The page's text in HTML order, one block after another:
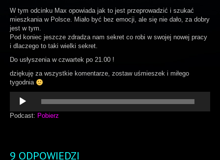
W tym odcinku Max opowiada jak to jest przeprowadzić i szukać
mieszkania w Polsce. Miało być bez emocji, ale się nie dało, za dobry
jest w tym.
Pod koniec jeszcze zdradza nam sekret co robi w swojej nowej pracy
i dlaczego to taki wielki sekret.
Do usłyszenia w czwartek po 21.00 !
dziękuję za wszystkie komentarze, zostaw uśmieszek i miłego
tygodnia
Odtwarzacz
plików
dźwiękowych
Podcast: Pobierz
9 ODPOWIEDZI